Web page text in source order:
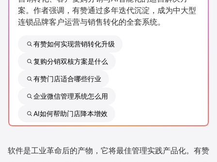
AllValue 战略合作
增长产品指南
智库 产品场景库
产品更新动态
行业洞察
新零售资讯
案。作者强调，有赞通过多年迭代沉淀，成为中大型
连锁品牌客户运营与销售转化的全套系统。
有赞如何实现营销转化升级
复购分销双核方案是什么
有赞门店适合哪些行业
企业微信管理系统怎么用
AI如何帮助门店降本增效
软件是工业革命后的产物，它将最佳管理实践产品化。有赞